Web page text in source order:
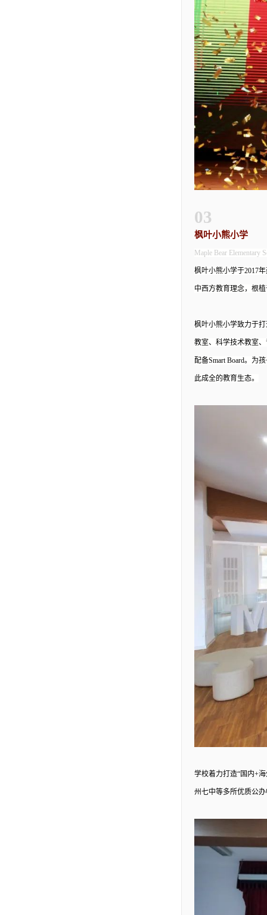
03
枫叶小熊小学
Maple Bear Elementary
枫叶小熊小学于2017
中西方教育理念，根
枫叶小熊小学致力于
教室、科学技术教室
配备Smart Board。为
此成全的教育生态。
学校着力打造“国内+
州七中等多所优质公